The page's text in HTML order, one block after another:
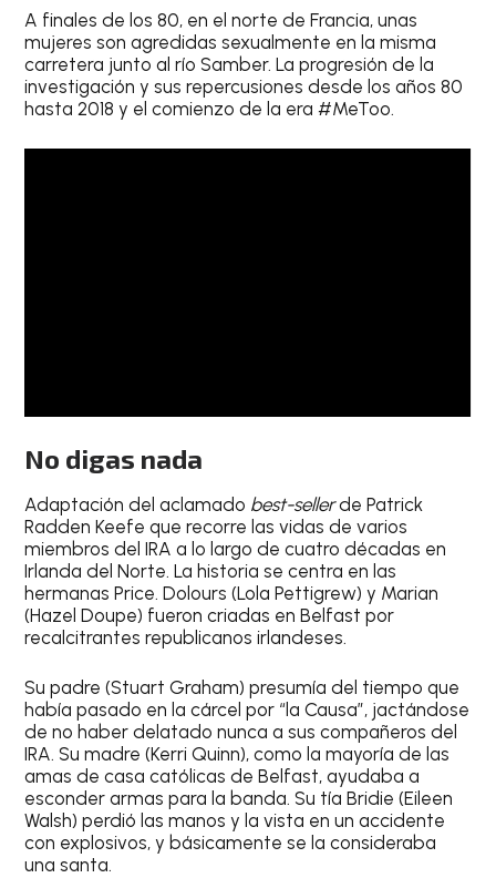
A finales de los 80, en el norte de Francia, unas
mujeres son agredidas sexualmente en la misma
carretera junto al río Samber. La progresión de la
investigación y sus repercusiones desde los años 80
hasta 2018 y el comienzo de la era #MeToo.
No digas nada
Adaptación del aclamado best-sellerde Patrick
Radden Keefe que recorre las vidas de varios
miembros del IRA a lo largo de cuatro décadas en
Irlanda del Norte. La historia se centra en las
hermanas Price. Dolours (Lola Pettigrew) y Marian
(Hazel Doupe) fueron criadas en Belfast por
recalcitrantes republicanos irlandeses.
Su padre (Stuart Graham) presumía del tiempo que
había pasado en la cárcel por “la Causa”, jactándose
de no haber delatado nunca a sus compañeros del
IRA. Su madre (Kerri Quinn), como la mayoría de las
amas de casa católicas de Belfast, ayudaba a
esconder armas para la banda. Su tía Bridie (Eileen
Walsh) perdió las manos y la vista en un accidente
con explosivos, y básicamente se la consideraba
una santa.